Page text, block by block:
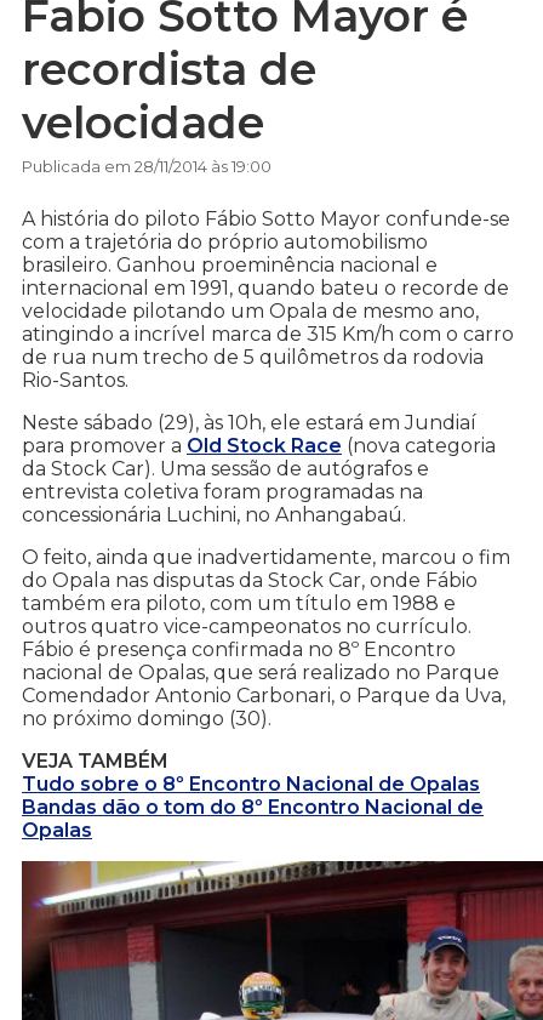
Fabio Sotto Mayor é
recordista de
velocidade
Publicada em 28/11/2014 às 19:00
A história do piloto Fábio Sotto Mayor confunde-se
com a trajetória do próprio automobilismo
brasileiro. Ganhou proeminência nacional e
internacional em 1991, quando bateu o recorde de
velocidade pilotando um Opala de mesmo ano,
atingindo a incrível marca de 315 Km/h com o carro
de rua num trecho de 5 quilômetros da rodovia
Rio-Santos.
Neste sábado (29), às 10h, ele estará em Jundiaí
para promover a Old Stock Race (nova categoria
da Stock Car). Uma sessão de autógrafos e
entrevista coletiva foram programadas na
concessionária Luchini, no Anhangabaú.
O feito, ainda que inadvertidamente, marcou o fim
do Opala nas disputas da Stock Car, onde Fábio
também era piloto, com um título em 1988 e
outros quatro vice-campeonatos no currículo.
Fábio é presença confirmada no 8º Encontro
nacional de Opalas, que será realizado no Parque
Comendador Antonio Carbonari, o Parque da Uva,
no próximo domingo (30).
VEJA TAMBÉM
Tudo sobre o 8º Encontro Nacional de Opalas
Bandas dão o tom do 8º Encontro Nacional de
Opalas